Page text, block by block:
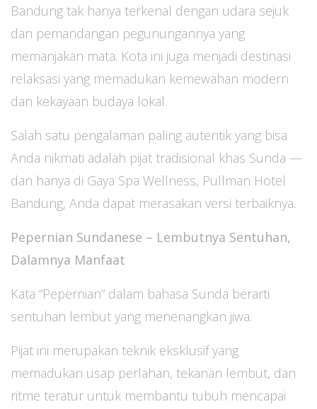
Bandung tak hanya terkenal dengan udara sejuk
dan pemandangan pegunungannya yang
memanjakan mata. Kota ini juga menjadi destinasi
relaksasi yang memadukan kemewahan modern
dan kekayaan budaya lokal.
Salah satu pengalaman paling autentik yang bisa
Anda nikmati adalah pijat tradisional khas Sunda —
dan hanya di Gaya Spa Wellness, Pullman Hotel
Bandung, Anda dapat merasakan versi terbaiknya.
Pepernian Sundanese – Lembutnya Sentuhan,
Dalamnya Manfaat
Kata “Pepernian” dalam bahasa Sunda berarti
sentuhan lembut yang menenangkan jiwa.
Pijat ini merupakan teknik eksklusif yang
memadukan usap perlahan, tekanan lembut, dan
ritme teratur untuk membantu tubuh mencapai